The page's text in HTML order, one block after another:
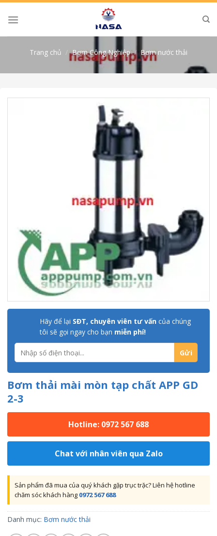
Skip
Trang chủ / Bơm Công Nghiệp / Bơm nước thải
Hãy để lại SĐT, chuyên viên tư vấn của chúng
tôi sẽ gọi ngay cho bạn miễn phí!
Bơm thải mài mòn tạp chất APP GD
2-3
Hotline: 0972 567 688
Chat với nhân viên qua Zalo
Sản phẩm đã mua của quý khách gặp trục trặc? Liên hệ hotline
chăm sóc khách hàng 0972 567 688
Danh mục: Bơm nước thải